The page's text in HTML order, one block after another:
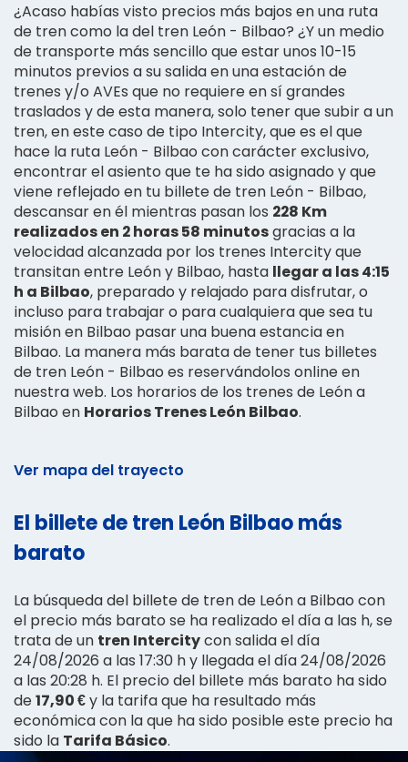
¿Acaso habías visto precios más bajos en una ruta
de tren como la del tren León - Bilbao? ¿Y un medio
de transporte más sencillo que estar unos 10-15
minutos previos a su salida en una estación de
trenes y/o AVEs que no requiere en sí grandes
traslados y de esta manera, solo tener que subir a un
tren, en este caso de tipo Intercity, que es el que
hace la ruta León - Bilbao con carácter exclusivo,
encontrar el asiento que te ha sido asignado y que
viene reflejado en tu billete de tren León - Bilbao,
descansar en él mientras pasan los 228 Km
realizados en 2 horas 58 minutosgracias a la
velocidad alcanzada por los trenes Intercity que
transitan entre León y Bilbao, hasta llegar a las 4:15
h a Bilbao, preparado y relajado para disfrutar, o
incluso para trabajar o para cualquiera que sea tu
misión en Bilbao pasar una buena estancia en
Bilbao. La manera más barata de tener tus billetes
de tren León - Bilbao es reservándolos online en
nuestra web. Los horarios de los trenes de León a
Bilbao en Horarios Trenes León Bilbao.
Ver mapa del trayecto
El billete de tren León Bilbao más
barato
La búsqueda del billete de tren de León a Bilbao con
el precio más barato se ha realizado el día a las h, se
trata de un tren Intercitycon salida el día
24/08/2026 a las 17:30 h y llegada el día 24/08/2026
a las 20:28 h. El precio del billete más barato ha sido
de17,90 €y la tarifa que ha resultado más
económica con la que ha sido posible este precio ha
sido la Tarifa Básico.